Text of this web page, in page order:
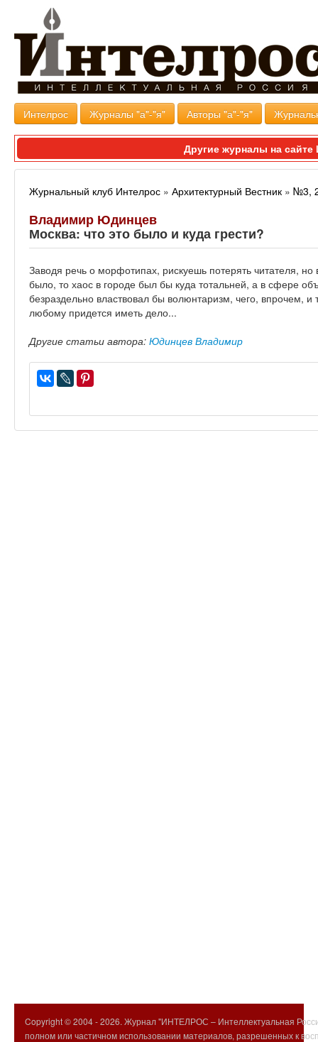
Интелрос Журналы "а"-"я" Авторы "а"-"я"
Другие журналы на
Журнальный клуб Интелрос » Архитектурный Вестник » №3,
Владимир Юдинцев
Москва: что это было и куда грести?
Заводя речь о морфотипах, рискуешь потерять читателя,
было, то хаос в городе был бы куда тотальней, а в сфере
безраздельно властвовал бы волюнтаризм, чего, впрочем, и
любому придется иметь дело...
Другие статьи автора: Юдинцев Владимир
Copyright © 2004 -2026. Журнал "ИНТЕЛРОС – Интеллектуальная
полном или частичном использовании материалов, разрешенных к